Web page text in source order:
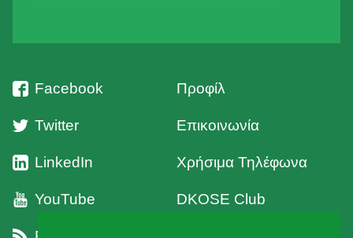
Facebook
Twitter
LinkedIn
YouTube
Προφίλ
Επικοινωνία
Χρήσιμα Τηλέφωνα
DKOSE Club